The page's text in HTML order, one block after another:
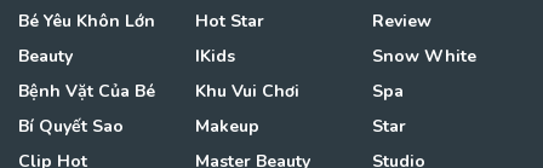
Bé Yêu Khôn Lớn
Beauty
Bệnh Vặt Của Bé
Bí Quyết Sao
Clip Hot
Hot Star
IKids
Khu Vui Chơi
Makeup
Master Beauty
Review
Snow White
Spa
Star
Studio